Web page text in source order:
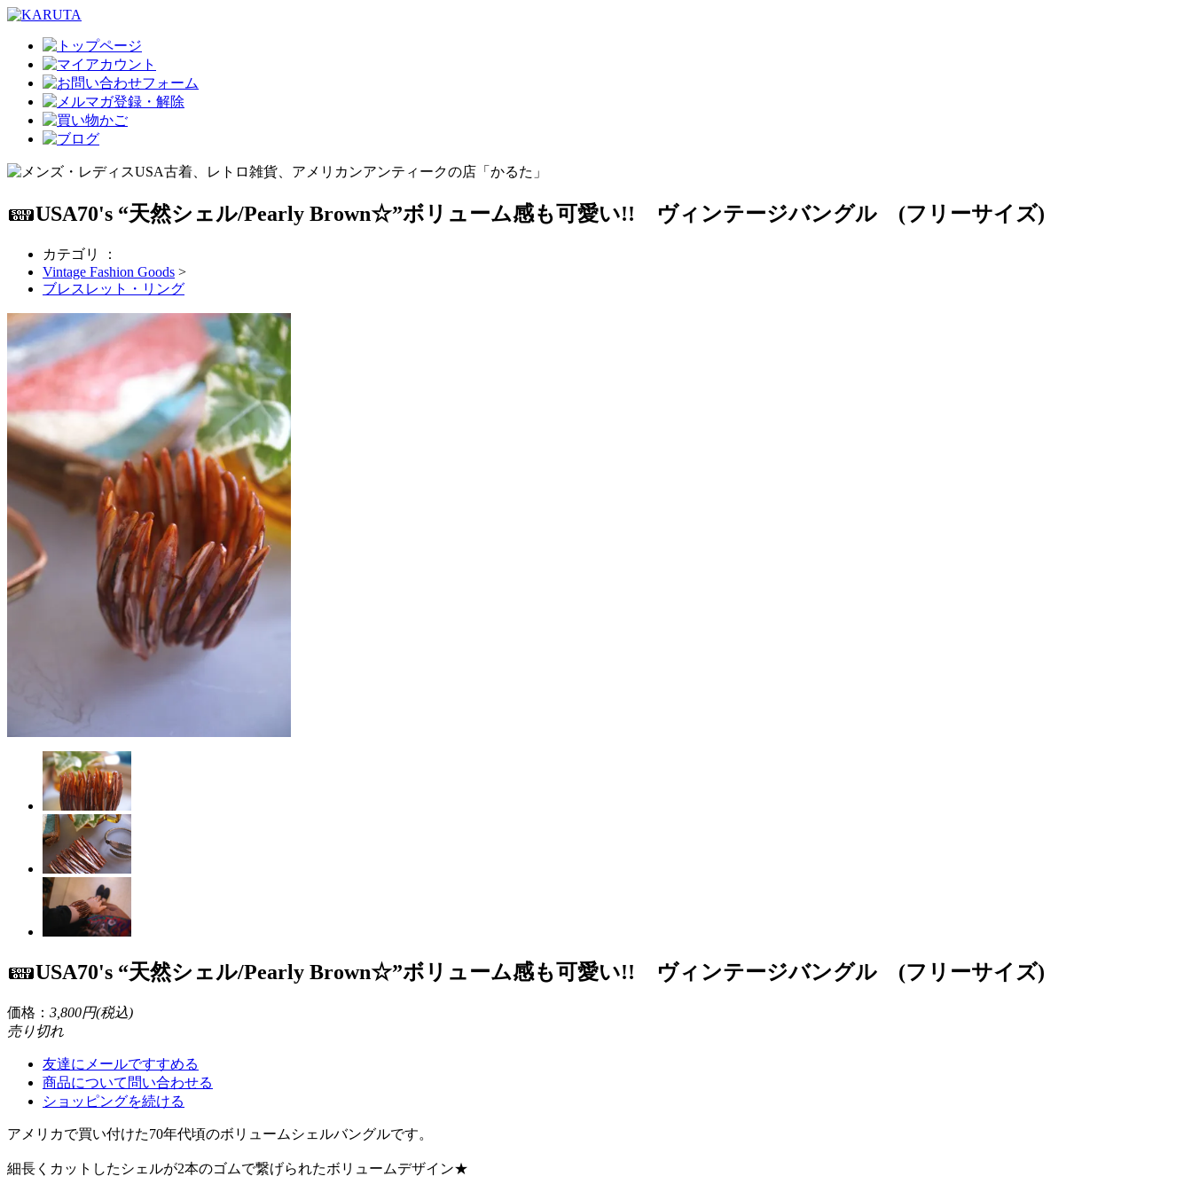
USA70's “天然シェル/Pearly Brown☆”ボリューム感も可愛い!! ヴィンテージバングル (フリーサイズ)
カテゴリ ：
Vintage Fashion Goods >
ブレスレット・リング
USA70's “天然シェル/Pearly Brown☆”ボリューム感も可愛い!! ヴィンテージバングル (フリーサイズ)
価格： 3,800円(税込)
売り切れ
友達にメールですすめる
商品について問い合わせる
ショッピングを続ける
アメリカで買い付けた70年代頃のボリュームシェルバングルです。
細長くカットしたシェルが2本のゴムで繋げられたボリュームデザイン★